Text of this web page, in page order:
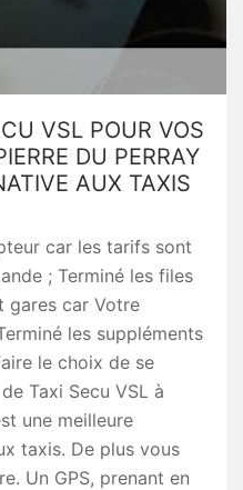
VSL POUR VOS
DU PERRAY
AUX TAXIS
car les tarifs sont
; Terminé les files
gares car Votre
les suppléments
le choix de se
Taxi Secu VSL à
une meilleure
taxis. De plus vous
Un GPS, prenant en